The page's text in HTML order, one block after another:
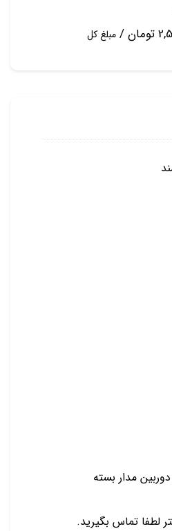
مبلغ کل
مدار بسته
لطفا تماس بگیرید.